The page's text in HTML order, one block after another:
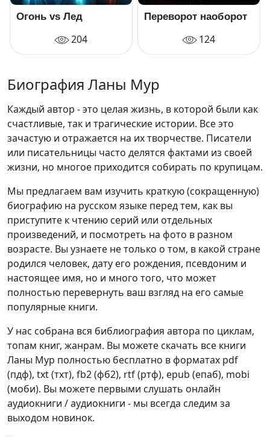
Огонь vs Лед
204
Переворот наоборот
124
Биография Ланы Мур
Каждый автор - это целая жизнь, в которой были как
счастливые, так и трагические истории. Все это
зачастую и отражается на их творчестве. Писатели
или писательницы часто делятся фактами из своей
жизни, но многое приходится собирать по крупицам.
Мы предлагаем вам изучить краткую (сокращенную)
биографию на русском языке перед тем, как вы
приступите к чтению серий или отдельных
произведений, и посмотреть на фото в разном
возрасте. Вы узнаете не только о том, в какой стране
родился человек, дату его рождения, псевдоним и
настоящее имя, но и много того, что может
полностью перевернуть ваш взгляд на его самые
популярные книги.
У нас собрана вся библиография автора по циклам,
топам книг, жанрам. Вы можете скачать все книги
Ланы Мур полностью бесплатно в форматах pdf
(пдф), txt (тхт), fb2 (фб2), rtf (ртф), epub (епаб), mobi
(моби). Вы можете первыми слушать онлайн
аудиокниги / аудиокниги - мы всегда следим за
выходом новинок.